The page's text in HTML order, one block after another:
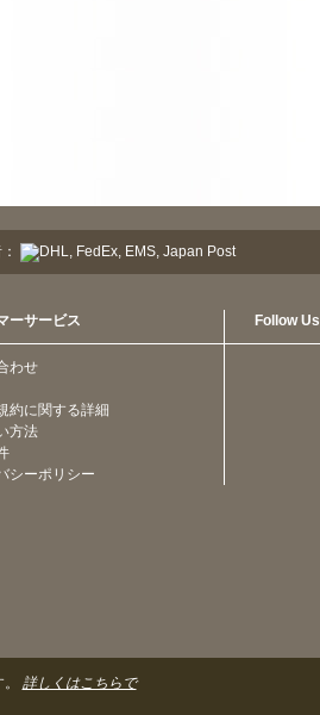
ーサービス
わせ
約に関する詳細
方法
シーポリシー
Follow Us
詳しくはこちらで